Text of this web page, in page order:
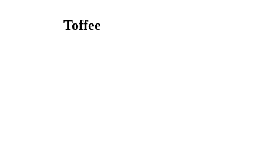
Toffee